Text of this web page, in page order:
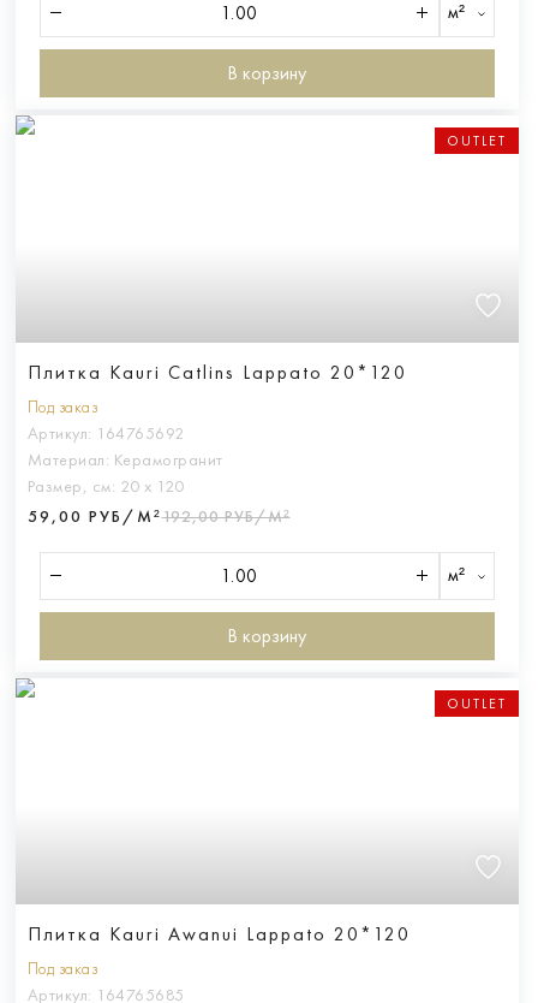
м²
В корзину
OUTLET
Плитка Kauri Catlins Lappato 20*120
Под заказ
Артикул: 164765692
Материал: Керамогранит
Размер, см: 20 х 120
59,00 РУБ/М²192,00 РУБ/М²
м²
В корзину
OUTLET
Плитка Kauri Awanui Lappato 20*120
Под заказ
Артикул: 164765685